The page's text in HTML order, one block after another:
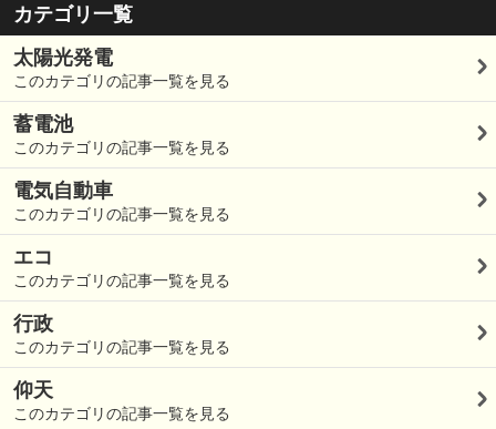
カテゴリ一覧
太陽光発電
このカテゴリの記事一覧を見る
蓄電池
このカテゴリの記事一覧を見る
電気自動車
このカテゴリの記事一覧を見る
エコ
このカテゴリの記事一覧を見る
行政
このカテゴリの記事一覧を見る
仰天
このカテゴリの記事一覧を見る